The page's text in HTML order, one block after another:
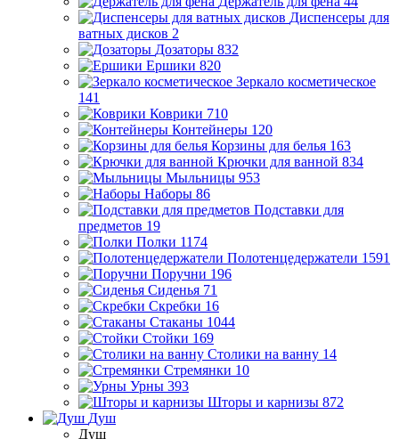
Диспенсеры для
ватных дисков 2
Дозаторы 832
Ершики 820
Зеркало косметическое
141
Коврики 710
Контейнеры 120
Корзины для белья 163
Крючки для ванной 834
Мыльницы 953
Наборы 86
Подставки для
предметов 19
Полки 1174
Полотенцедержатели 1591
Поручни 196
Сиденья 71
Скребки 16
Стаканы 1044
Стойки 169
Столики на ванну 14
Стремянки 10
Урны 393
Шторы и карнизы 872
Душ
Душ